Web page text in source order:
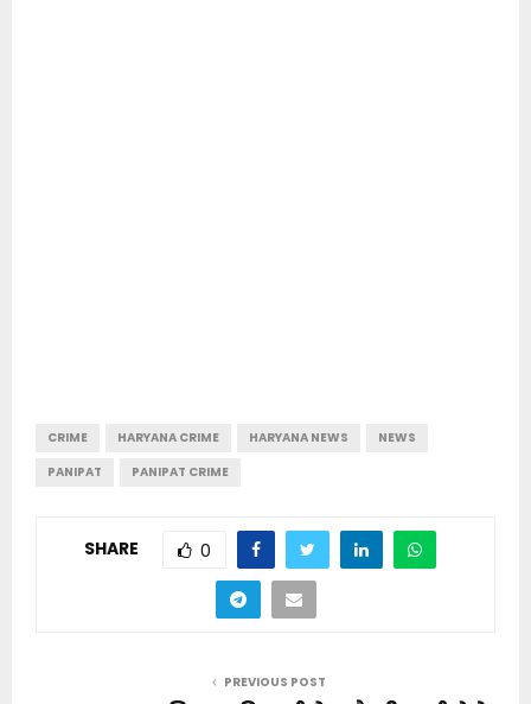
CRIME HARYANA CRIME HARYANA NEWS
NEWS
PANIPAT
PANIPAT CRIME
SHARE 0
PREVIOUS POST